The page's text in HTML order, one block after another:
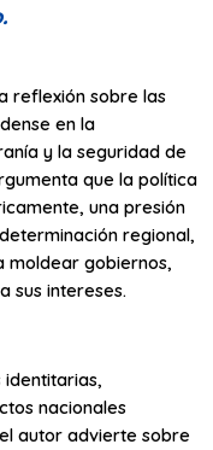
reflexión sobre las
en la
y la seguridad de
que la política
una presión
regional,
moldear gobiernos,
sus intereses.
identitarias,
nacionales
autor advierte sobre